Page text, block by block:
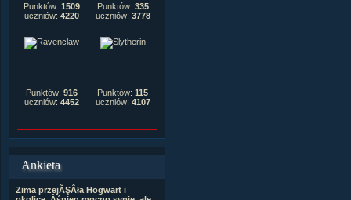
Punktów: 1509
uczniów: 4220
Punktów: 335
uczniów: 3778
Punktów: 916
uczniów: 4452
Punktów: 115
uczniów: 4107
Ankieta
Zima przejĂŞÂła Hogwart i